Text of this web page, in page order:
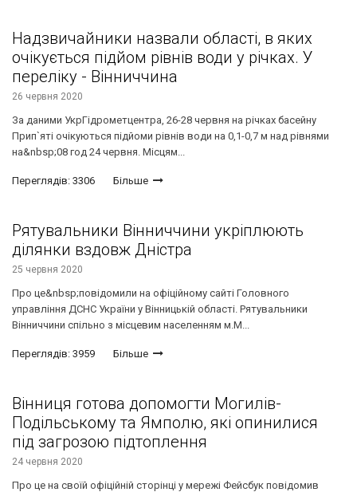
Надзвичайники назвали області, в яких
очікується підйом рівнів води у річках. У
переліку - Вінниччина
26 червня 2020
За даними УкрГідрометцентра, 26-28 червня на рiчках басейну
Прип`ятi очiкуються пiдйоми рiвнiв води на 0,1-0,7 м над рiвнями
на&nbsp;08 год 24 червня. Мiсцям...
Переглядів: 3306 Більше
Рятувальники Вінниччини укріплюють
ділянки вздовж Дністра
25 червня 2020
Про це&nbsp;повідомили на офіційному сайті Головного
управління ДСНС України у Вінницькій області. Рятувальники
Вінниччини спільно з місцевим населенням м.М...
Переглядів: 3959 Більше
Вінниця готова допомогти Могилів-
Подільському та Ямполю, які опинилися
під загрозою підтоплення
24 червня 2020
Про це на своїй офіційній сторінці у мережі Фейсбук повідомив